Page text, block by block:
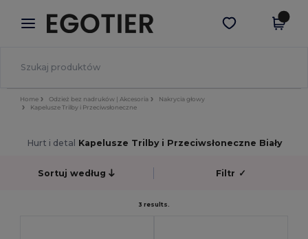
× Aplikacja Egotier
Lepsze ceny w aplikacji!
Pobierz app
Home Odzież bez nadruków | Akcesoria
Nakrycia głowy
Kapelusze Trilby i Przeciwsłoneczne
Hurt i detal Kapelusze Trilby i Przeciwsłoneczne Biały
Sortuj według Filtr ✓
3 results.